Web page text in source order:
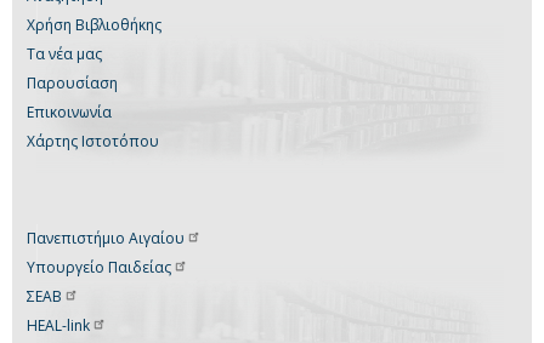
Χρήση Βιβλιοθήκης
Τα νέα μας
Παρουσίαση
Επικοινωνία
Χάρτης Ιστοτόπου
Πανεπιστήμιο Αιγαίου
Υπουργείο Παιδείας
ΣΕΑΒ
HEAL-link